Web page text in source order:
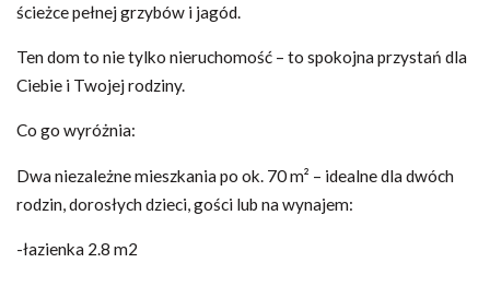
ścieżce pełnej grzybów i jagód.
Ten dom to nie tylko nieruchomość – to spokojna przystań dla
Ciebie i Twojej rodziny.
Co go wyróżnia:
Dwa niezależne mieszkania po ok. 70 m² – idealne dla dwóch
rodzin, dorosłych dzieci, gości lub na wynajem:
-łazienka 2.8 m2